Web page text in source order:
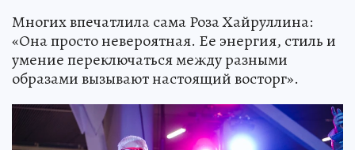
Многих впечатлила сама Роза Хайруллина:
«Она просто невероятная. Ее энергия, стиль и
умение переключаться между разными
образами вызывают настоящий восторг».